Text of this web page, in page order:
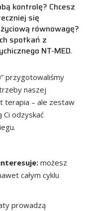
kontrolę? Chcesz
się
równowagę?
spotkań z
NT-MED.
przygotowaliśmy
naszej
terapia – ale zestaw
Ci odzyskać
możesz
całym cyklu
prowadzą